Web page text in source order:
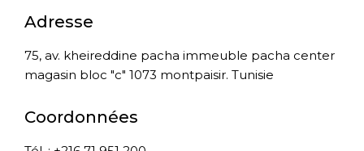
Adresse
75, av. kheireddine pacha immeuble pacha center
magasin bloc "c" 1073 montpaisir. Tunisie
Coordonnées